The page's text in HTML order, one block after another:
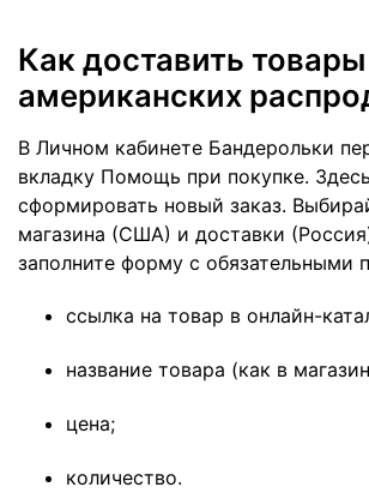
Как доставить
американских
В Личном кабинете Бандерольки
вкладку Помощь при покупке.
сформировать новый заказ.
магазина (США) и доставки
заполните форму с обязательными
ссылка на товар в онлайн-
название товара (как в
цена;
количество.